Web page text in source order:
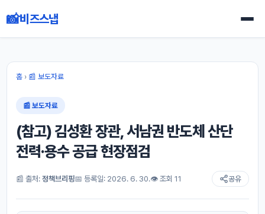
📸비즈스냅
홈› 📰 보도자료
📰 보도자료
(참고) 김성환 장관, 서남권 반도체 산단
전력·용수 공급 현장점검
📰 출처: 정책브리핑📅 등록일: 2026. 6. 30.👁 조회 11 공유